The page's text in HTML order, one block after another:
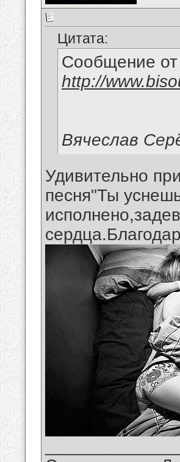
Цитата:
Сообщение от
http://
Вячеслав
Удивительно
песня"Ты